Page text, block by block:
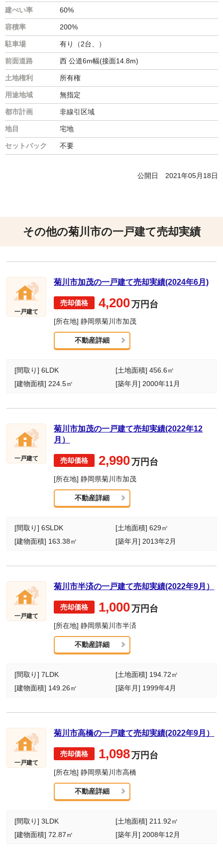
建ぺい率 60%
容積率 200%
駐車場 有り（2台、）
前面道路 西 公道6m幅(接面14.8m)
土地権利 所有権
用途地域 無指定
都市計画 非線引区域
地目 宅地
セットバック 不要
公開日 2021年05月18日
その他の菊川市の一戸建て売却実績
一戸建て
菊川市加茂の一戸建て売却実績(2024年6月)
4,200万円台
[所在地] 静岡県菊川市加茂
不動産詳細
[間取り] 6LDK
[土地面積] 456.6㎡
[建物面積] 224.5㎡
[築年月] 2000年11月
一戸建て
菊川市加茂の一戸建て売却実績(2022年12
月）
2,990万円台
[所在地] 静岡県菊川市加茂
不動産詳細
[間取り] 6SLDK
[土地面積] 629㎡
[建物面積] 163.38㎡
[築年月] 2013年2月
一戸建て
菊川市半済の一戸建て売却実績(2022年9月）
1,000万円台
[所在地] 静岡県菊川市半済
不動産詳細
[間取り] 7LDK
[土地面積] 194.72㎡
[建物面積] 149.26㎡
[築年月] 1999年4月
一戸建て
菊川市高橋の一戸建て売却実績(2022年9月）
1,098万円台
[所在地] 静岡県菊川市高橋
不動産詳細
[間取り] 3LDK
[土地面積] 211.92㎡
[建物面積] 72.87㎡
[築年月] 2008年12月